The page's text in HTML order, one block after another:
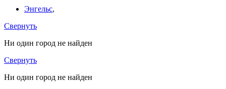
Энгельс,
Свернуть
Ни один город не найден
Свернуть
Ни один город не найден